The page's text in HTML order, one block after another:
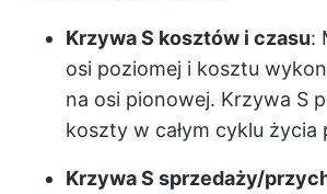
Krzywa S kosztów i czasu:
osi poziomej i kosztu
na osi pionowej. Krzywa S
koszty w całym cyklu życia
Krzywa S sprzedaży/